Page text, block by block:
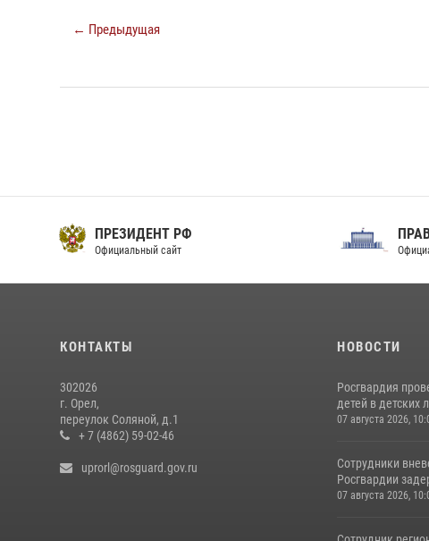
← Предыдущая
ПРЕЗИДЕНТ РФ
Официальный сайт
КОНТАКТЫ
302026
г. Орел,
переулок Соляной, д.1
+ 7 (4862) 59-02-46
uprorl@rosguard.gov.ru
НОВОСТИ
Росгвардия
детей в детских
07 августа 2026,
Сотрудники
Росгвардии
07 августа 2026,